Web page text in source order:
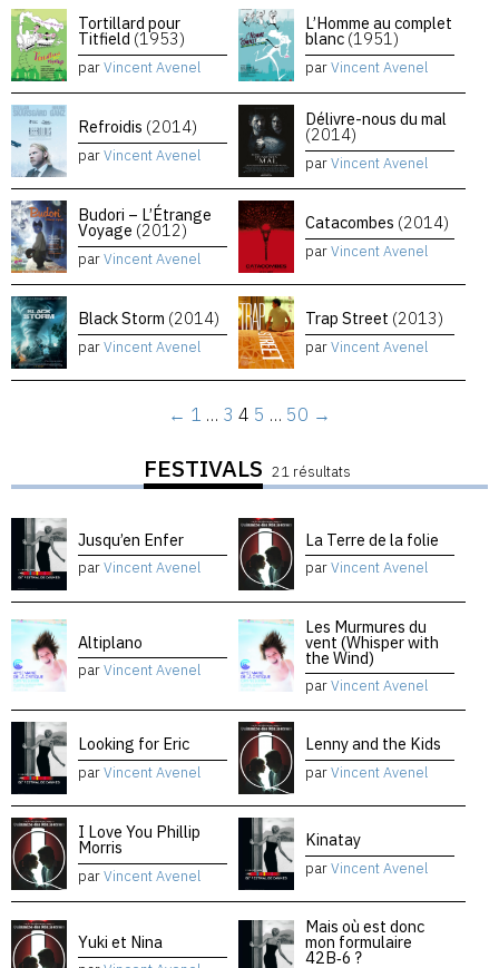
Tortillard pour
Titfield (1953)
parVincent Avenel
L’Homme au complet
blanc (1951)
parVincent Avenel
Refroidis (2014)
parVincent Avenel
Délivre-nous du mal
(2014)
parVincent Avenel
Budori – L’Étrange
Voyage (2012)
parVincent Avenel
Catacombes (2014)
parVincent Avenel
Black Storm (2014)
parVincent Avenel
Trap Street (2013)
parVincent Avenel
← 1 … 3 4 5 … 50 →
FESTIVALS 21 résultats
Jusqu’en Enfer
parVincent Avenel
La Terre de la folie
parVincent Avenel
Altiplano
parVincent Avenel
Les Murmures du
vent (Whisper with
the Wind)
parVincent Avenel
Looking for Eric
parVincent Avenel
Lenny and the Kids
parVincent Avenel
I Love You Phillip
Morris
parVincent Avenel
Kinatay
parVincent Avenel
Yuki et Nina
Mais où est donc
mon formulaire
42B‑6 ?